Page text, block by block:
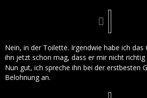
Nein, in der Toilette. Irgendwie habe ich das
ihn jetzt schon mag, dass er mir nicht
Nun gut, ich spreche ihn bei der erstbesten
Belohnung an.